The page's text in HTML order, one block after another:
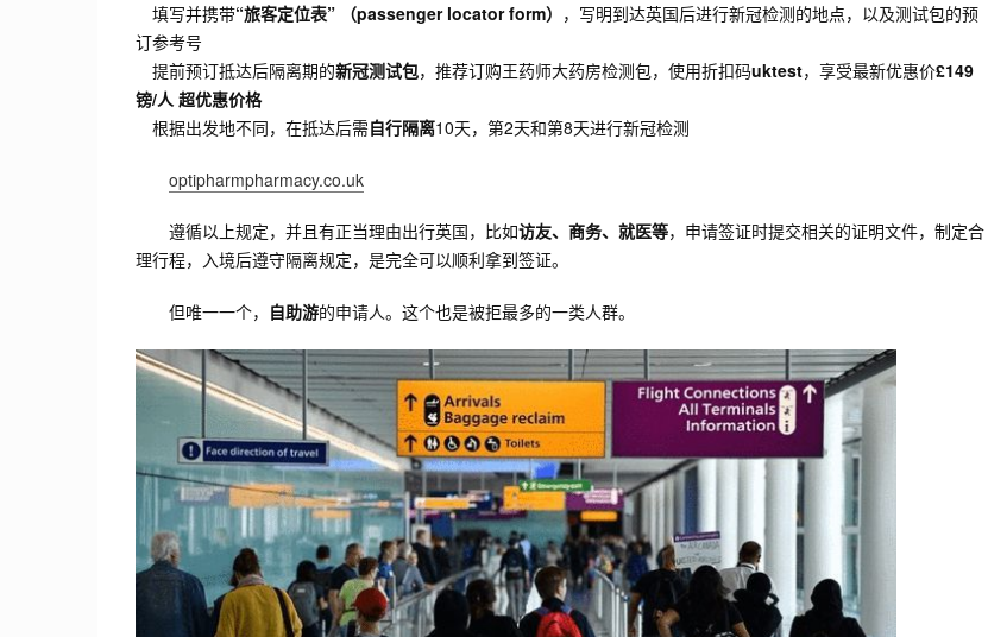
填写并携带“旅客定位表” （passenger locator form） ，写明到达英国后进行新冠检测的地点，以及测试包的预
订参考号
提前预订抵达后隔离期的新冠测试包，推荐订购王药师大药房检测包，使用折扣码uktest，享受最新优惠价£149
镑/人 超优惠价格
根据出发地不同，在抵达后需自行隔离10天，第2天和第8天进行新冠检测
optipharmpharmacy.co.uk
遵循以上规定，并且有正当理由出行英国，比如访友、商务、就医等，申请签证时提交相关的证明文件，制定合
理行程，入境后遵守隔离规定，是完全可以顺利拿到签证。
但唯一一个， 自助游的申请人。这个也是被拒最多的一类人群。